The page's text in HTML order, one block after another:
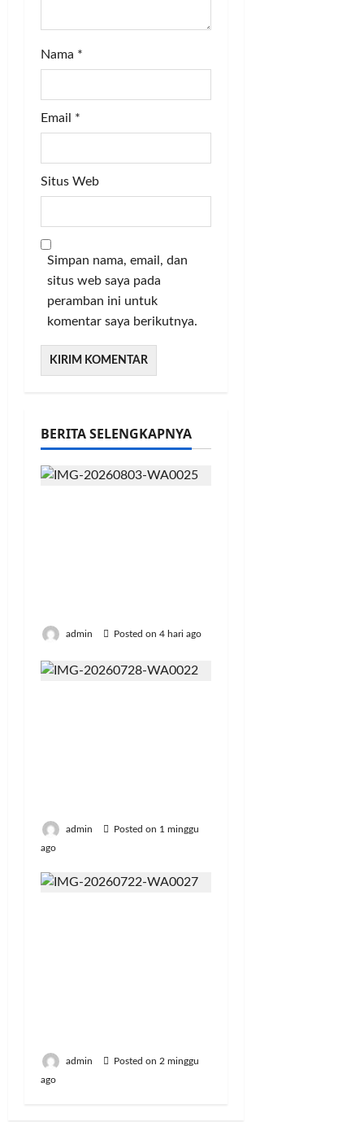
Nama *
Email *
Situs Web
Simpan nama, email, dan
situs web saya pada
peramban ini untuk
komentar saya berikutnya.
BERITA SELENGKAPNYA
admin Posted on 4 hari ago
admin
Posted on 1 minggu
ago
admin
Posted on 2 minggu
ago